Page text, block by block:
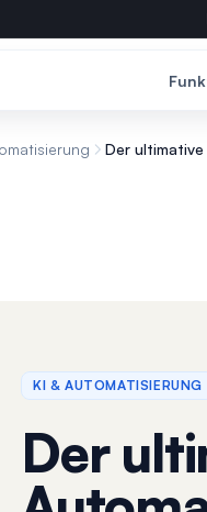
Der
KI & AUTOMATISIERUNG
Der